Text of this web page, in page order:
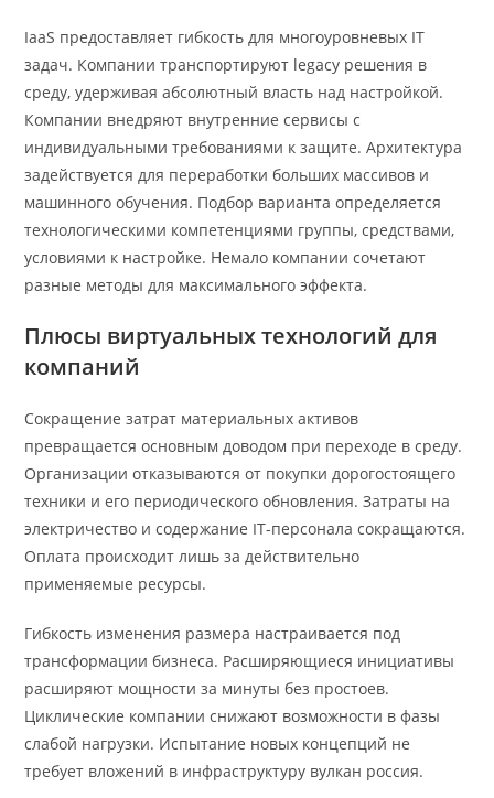
IaaS предоставляет гибкость для многоуровневых IT
задач. Компании транспортируют legacy решения в
среду, удерживая абсолютный власть над настройкой.
Компании внедряют внутренние сервисы с
индивидуальными требованиями к защите. Архитектура
задействуется для переработки больших массивов и
машинного обучения. Подбор варианта определяется
технологическими компетенциями группы, средствами,
условиями к настройке. Немало компании сочетают
разные методы для максимального эффекта.
Плюсы виртуальных технологий для
компаний
Сокращение затрат материальных активов
превращается основным доводом при переходе в среду.
Организации отказываются от покупки дорогостоящего
техники и его периодического обновления. Затраты на
электричество и содержание IT-персонала сокращаются.
Оплата происходит лишь за действительно
применяемые ресурсы.
Гибкость изменения размера настраивается под
трансформации бизнеса. Расширяющиеся инициативы
расширяют мощности за минуты без простоев.
Циклические компании снижают возможности в фазы
слабой нагрузки. Испытание новых концепций не
требует вложений в инфраструктуру вулкан россия.